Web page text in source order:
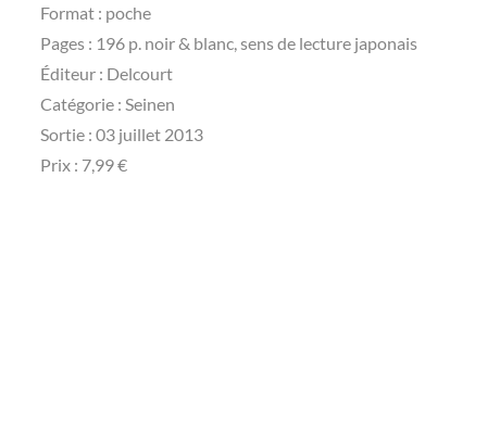
Format : poche
Pages : 196 p. noir & blanc, sens de lecture japonais
Éditeur : Delcourt
Catégorie : Seinen
Sortie : 03 juillet 2013
Prix : 7,99 €